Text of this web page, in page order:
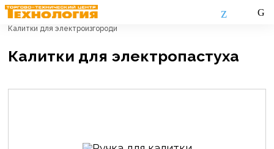
Главная Каталог
Калитки для электроизгороди
Калитки для электропастуха